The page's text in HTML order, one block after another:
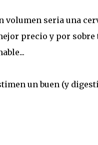
volumen seria una
precio y por
un buen (y